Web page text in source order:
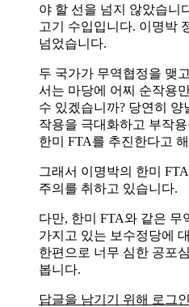
야 할 선을 넘지 않았습니
고기 수입입니다. 이명박
넘었습니다.
두 국가가 무역협정을 맺
서는 마당에 어찌 순작용
수 있겠습니까? 당연히
작용을 극대화하고 부작
한미 FTA를 추진한다고
그래서 이명박의 한미
주의를 취하고 있습니다.
다만, 한미 FTA와 같은 무
가지고 있는 보수정당에
한편으로 너무 심한 공포
봅니다.
답글을 남기기 위해 로그인